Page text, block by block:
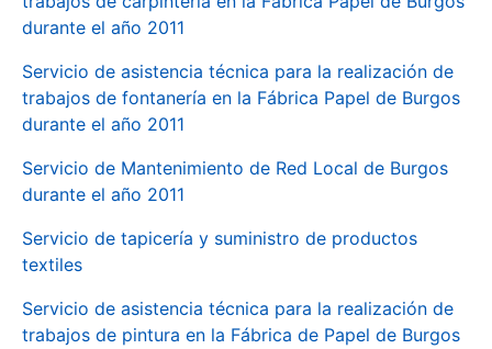
durante el año 2011
Servicio de asistencia técnica para la realización de
trabajos de fontanería en la Fábrica Papel de Burgos
durante el año 2011
Servicio de Mantenimiento de Red Local de Burgos
durante el año 2011
Servicio de tapicería y suministro de productos
textiles
Servicio de asistencia técnica para la realización de
trabajos de pintura en la Fábrica de Papel de Burgos